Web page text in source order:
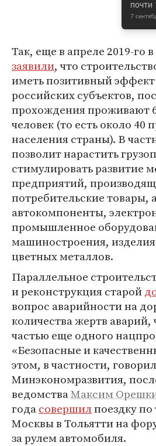
почти
7
Так, еще в апреле 2019-го в
заявили, что
иметь позитивный эффект
российских субъектов,
прохождения проживают
человек (то есть около 40
населения страны). В
позволит нарастить
стимулировать развитие
предприятий,
потребительские товары,
автокомпоненты,
промышленное
машиностроения,
цветных металлов.
Параллельное
и реконструкция старой
вопрос аварийности на
количества жертв аварий,
частью еще одного
«Безопасные и
этом, в частности,
Минэкономразвития,
ведомстваМаксим
годасовершилпоездку
Москвы в Тольятти на
за рулем автомобиля.